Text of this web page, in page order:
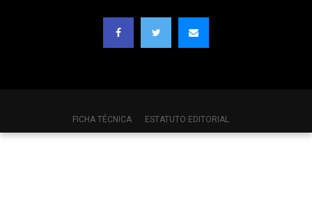
FICHA TÉCNICA ESTATUTO EDITORIAL